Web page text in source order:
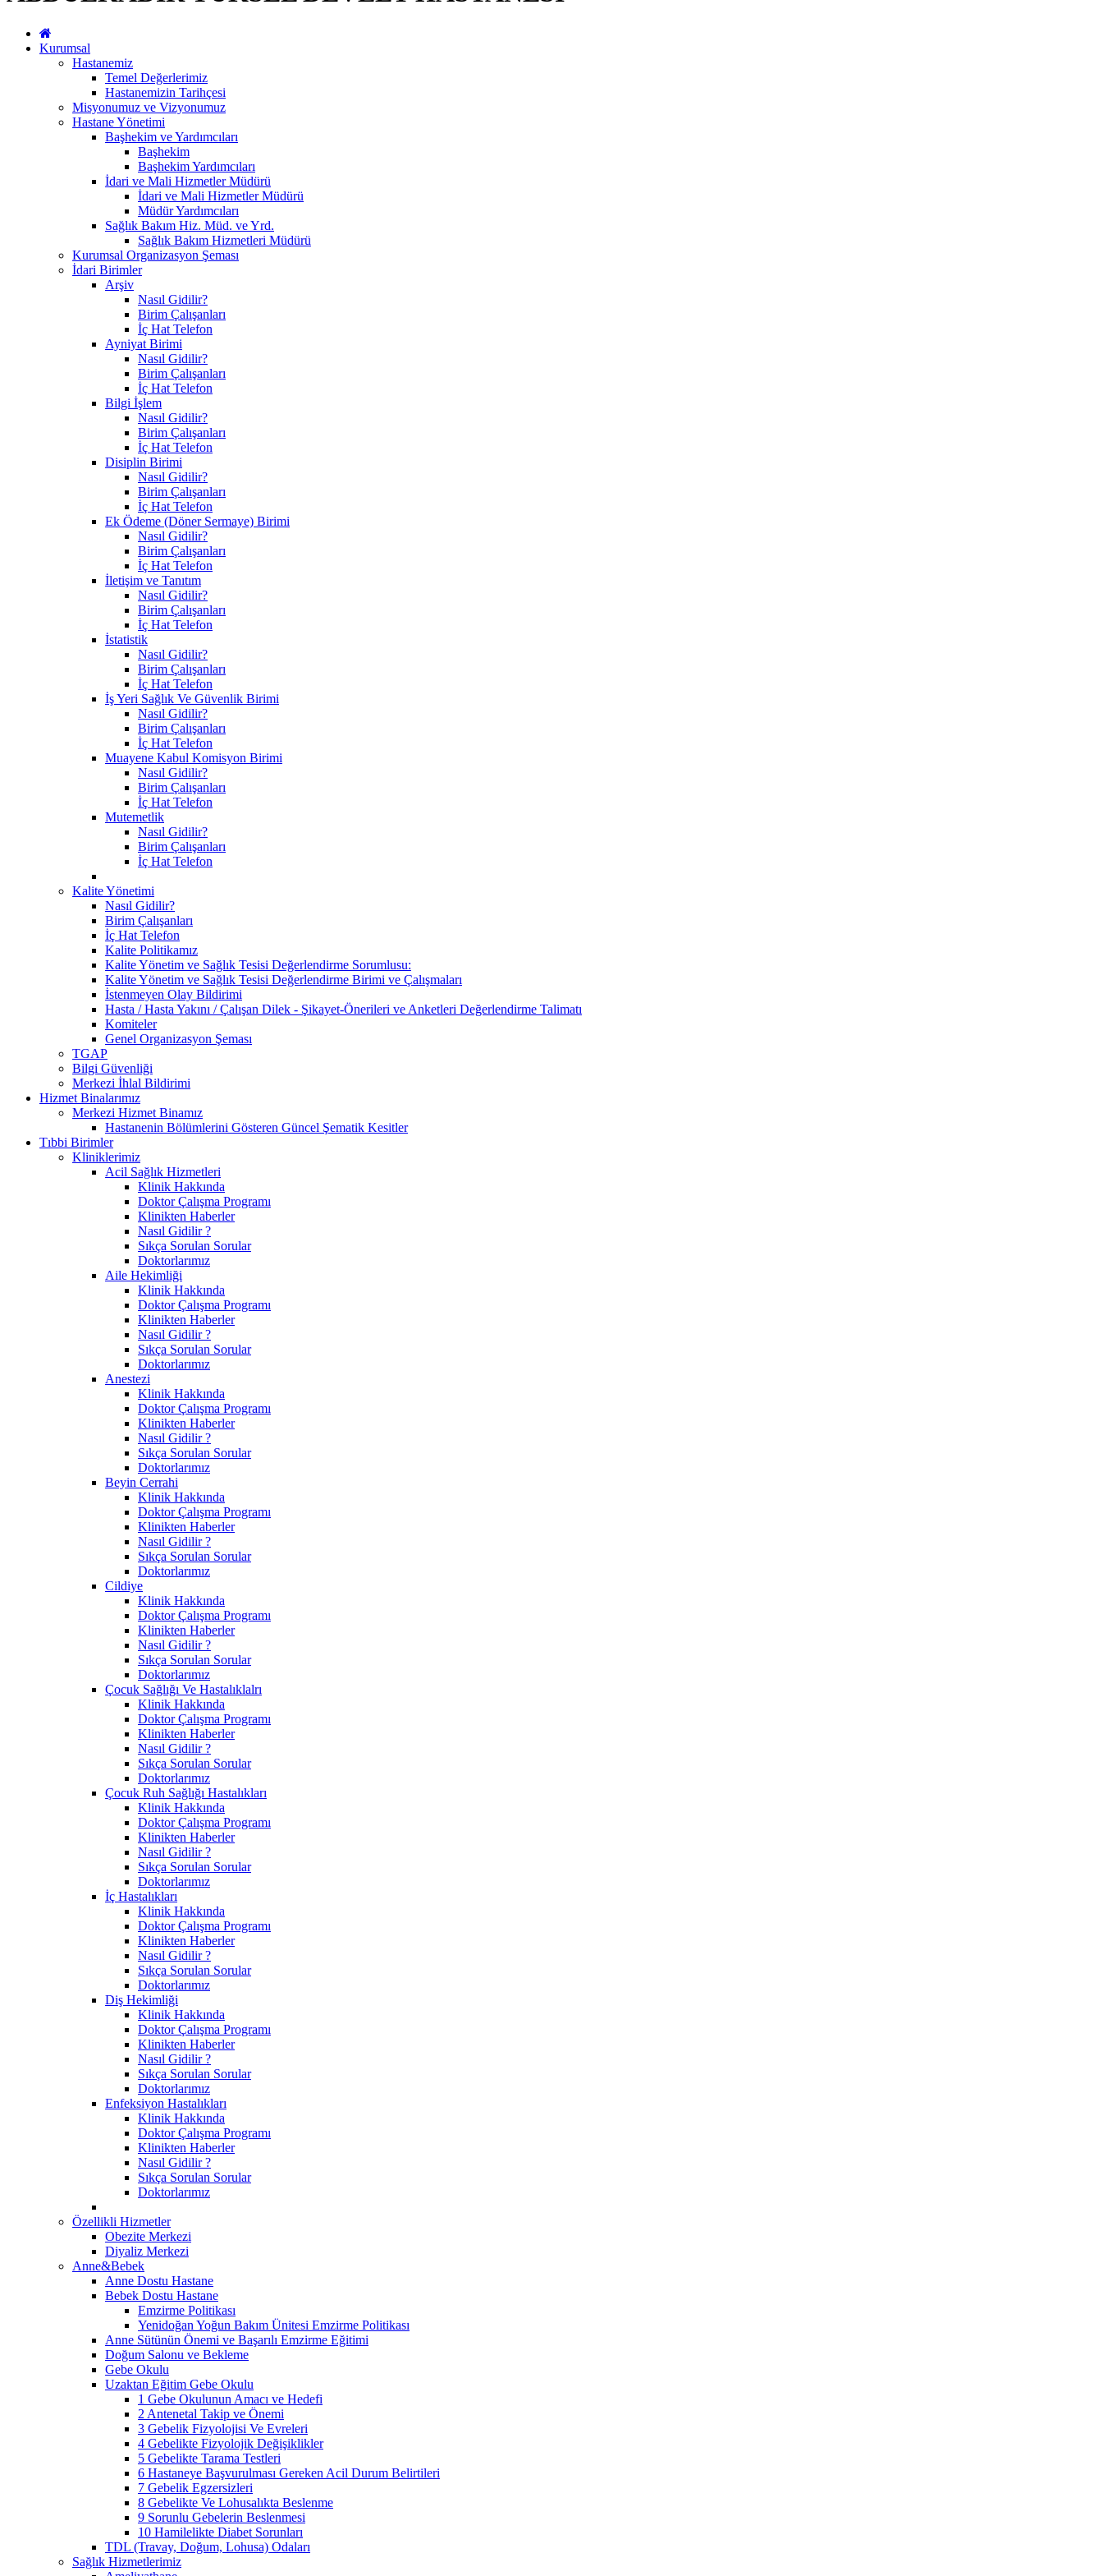
Kurumsal
Hastanemiz
Temel Değerlerimiz
Hastanemizin Tarihçesi
Misyonumuz ve Vizyonumuz
Hastane Yönetimi
Başhekim ve Yardımcıları
Başhekim
Başhekim Yardımcıları
İdari ve Mali Hizmetler Müdürü
İdari ve Mali Hizmetler Müdürü
Müdür Yardımcıları
Sağlık Bakım Hiz. Müd. ve Yrd.
Sağlık Bakım Hizmetleri Müdürü
Kurumsal Organizasyon Şeması
İdari Birimler
Arşiv
Nasıl Gidilir?
Birim Çalışanları
İç Hat Telefon
Ayniyat Birimi
Nasıl Gidilir?
Birim Çalışanları
İç Hat Telefon
Bilgi İşlem
Nasıl Gidilir?
Birim Çalışanları
İç Hat Telefon
Disiplin Birimi
Nasıl Gidilir?
Birim Çalışanları
İç Hat Telefon
Ek Ödeme (Döner Sermaye) Birimi
Nasıl Gidilir?
Birim Çalışanları
İç Hat Telefon
İletişim ve Tanıtım
Nasıl Gidilir?
Birim Çalışanları
İç Hat Telefon
İstatistik
Nasıl Gidilir?
Birim Çalışanları
İç Hat Telefon
İş Yeri Sağlık Ve Güvenlik Birimi
Nasıl Gidilir?
Birim Çalışanları
İç Hat Telefon
Muayene Kabul Komisyon Birimi
Nasıl Gidilir?
Birim Çalışanları
İç Hat Telefon
Mutemetlik
Nasıl Gidilir?
Birim Çalışanları
İç Hat Telefon
Kalite Yönetimi
Nasıl Gidilir?
Birim Çalışanları
İç Hat Telefon
Kalite Politikamız
Kalite Yönetim ve Sağlık Tesisi Değerlendirme Sorumlusu:
Kalite Yönetim ve Sağlık Tesisi Değerlendirme Birimi ve Çalışmaları
İstenmeyen Olay Bildirimi
Hasta / Hasta Yakını / Çalışan Dilek - Şikayet-Önerileri ve Anketleri Değerlendirme Talimatı
Komiteler
Genel Organizasyon Şeması
TGAP
Bilgi Güvenliği
Merkezi İhlal Bildirimi
Hizmet Binalarımız
Merkezi Hizmet Binamız
Hastanenin Bölümlerini Gösteren Güncel Şematik Kesitler
Tıbbi Birimler
Kliniklerimiz
Acil Sağlık Hizmetleri
Klinik Hakkında
Doktor Çalışma Programı
Klinikten Haberler
Nasıl Gidilir ?
Sıkça Sorulan Sorular
Doktorlarımız
Aile Hekimliği
Klinik Hakkında
Doktor Çalışma Programı
Klinikten Haberler
Nasıl Gidilir ?
Sıkça Sorulan Sorular
Doktorlarımız
Anestezi
Klinik Hakkında
Doktor Çalışma Programı
Klinikten Haberler
Nasıl Gidilir ?
Sıkça Sorulan Sorular
Doktorlarımız
Beyin Cerrahi
Klinik Hakkında
Doktor Çalışma Programı
Klinikten Haberler
Nasıl Gidilir ?
Sıkça Sorulan Sorular
Doktorlarımız
Cildiye
Klinik Hakkında
Doktor Çalışma Programı
Klinikten Haberler
Nasıl Gidilir ?
Sıkça Sorulan Sorular
Doktorlarımız
Çocuk Sağlığı Ve Hastalıklalrı
Klinik Hakkında
Doktor Çalışma Programı
Klinikten Haberler
Nasıl Gidilir ?
Sıkça Sorulan Sorular
Doktorlarımız
Çocuk Ruh Sağlığı Hastalıkları
Klinik Hakkında
Doktor Çalışma Programı
Klinikten Haberler
Nasıl Gidilir ?
Sıkça Sorulan Sorular
Doktorlarımız
İç Hastalıkları
Klinik Hakkında
Doktor Çalışma Programı
Klinikten Haberler
Nasıl Gidilir ?
Sıkça Sorulan Sorular
Doktorlarımız
Diş Hekimliği
Klinik Hakkında
Doktor Çalışma Programı
Klinikten Haberler
Nasıl Gidilir ?
Sıkça Sorulan Sorular
Doktorlarımız
Enfeksiyon Hastalıkları
Klinik Hakkında
Doktor Çalışma Programı
Klinikten Haberler
Nasıl Gidilir ?
Sıkça Sorulan Sorular
Doktorlarımız
Özellikli Hizmetler
Obezite Merkezi
Diyaliz Merkezi
Anne&Bebek
Anne Dostu Hastane
Bebek Dostu Hastane
Emzirme Politikası
Yenidoğan Yoğun Bakım Ünitesi Emzirme Politikası
Anne Sütünün Önemi ve Başarılı Emzirme Eğitimi
Doğum Salonu ve Bekleme
Gebe Okulu
Uzaktan Eğitim Gebe Okulu
1 Gebe Okulunun Amacı ve Hedefi
2 Antenetal Takip ve Önemi
3 Gebelik Fizyolojisi Ve Evreleri
4 Gebelikte Fizyolojik Değişiklikler
5 Gebelikte Tarama Testleri
6 Hastaneye Başvurulması Gereken Acil Durum Belirtileri
7 Gebelik Egzersizleri
8 Gebelikte Ve Lohusalıkta Beslenme
9 Sorunlu Gebelerin Beslenmesi
10 Hamilelikte Diabet Sorunları
TDL (Travay, Doğum, Lohusa) Odaları
Sağlık Hizmetlerimiz